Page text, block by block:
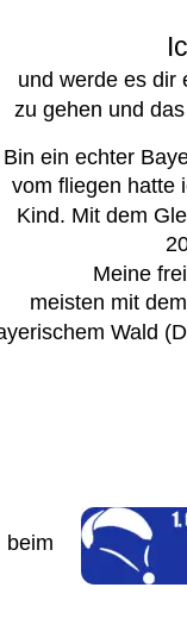
beim
und werde es dir
zu gehen und
Bin ein echter
vom fliegen hatte
Kind. Mit dem
Meine
meisten mit
Wald